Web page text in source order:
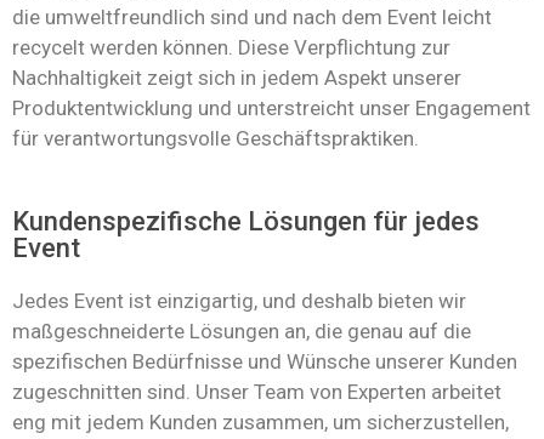
die umweltfreundlich sind und nach dem Event leicht
recycelt werden können. Diese Verpflichtung zur
Nachhaltigkeit zeigt sich in jedem Aspekt unserer
Produktentwicklung und unterstreicht unser Engagement
für verantwortungsvolle Geschäftspraktiken.
Kundenspezifische Lösungen für jedes
Event
Jedes Event ist einzigartig, und deshalb bieten wir
maßgeschneiderte Lösungen an, die genau auf die
spezifischen Bedürfnisse und Wünsche unserer Kunden
zugeschnitten sind. Unser Team von Experten arbeitet
eng mit jedem Kunden zusammen, um sicherzustellen,